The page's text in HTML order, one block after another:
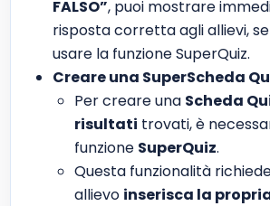
FALSO”, puoi mostrare
risposta corretta agli allievi,
usare la funzione SuperQuiz.
Creare una SuperScheda
Per creare una Scheda
risultati trovati, è
funzione SuperQuiz.
Questa funzionalità
allievo inserisca la